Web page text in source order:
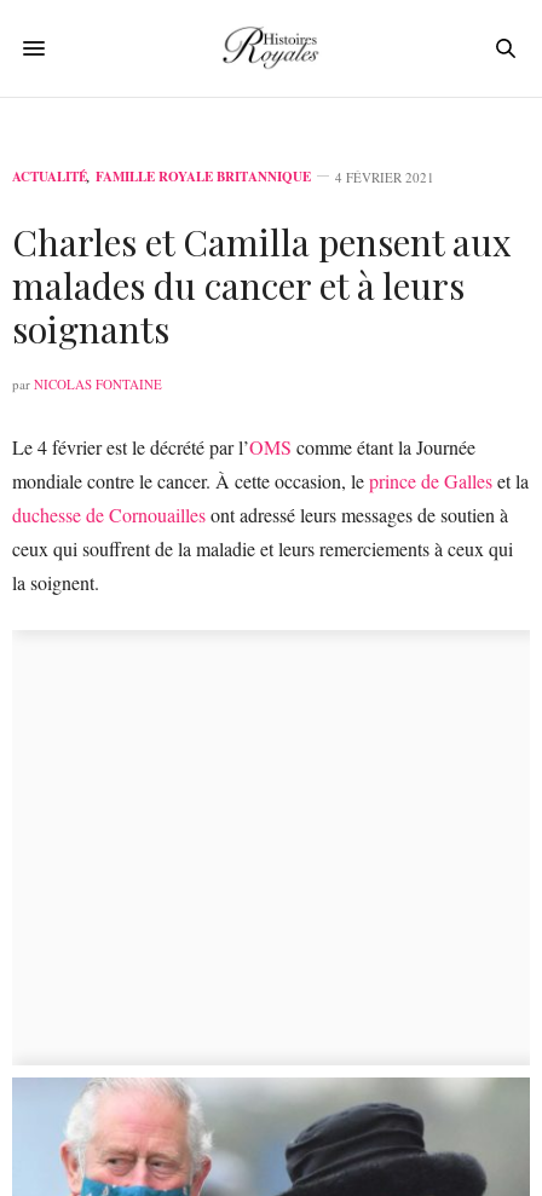
ACTUALITÉ, FAMILLE ROYALE BRITANNIQUE 4 FÉVRIER 2021
Charles et Camilla pensent aux
malades du cancer et à leurs
soignants
par NICOLAS FONTAINE
Le 4 février est le décrété par l’OMS comme étant la Journée
mondiale contre le cancer. À cette occasion, leprince de Galleset la
duchesse de Cornouaillesont adressé leurs messages de soutien à
ceux qui souffrent de la maladie et leurs remerciements à ceux qui
la soignent.